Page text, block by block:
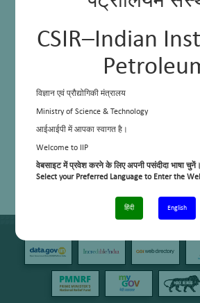
CSIR–Indian
विज्ञान एवं प्रौद्योगिकी मंत्रालय
Ministry of Science & Technology
आईआईपी में आपका स्वागत है।
Welcome to IIP
वेबसाइट में प्रवेश करने के लिए अपनी पसंदीदा भाषा चुनें।
Select your Preferred Language to Enter the
हिंदी English